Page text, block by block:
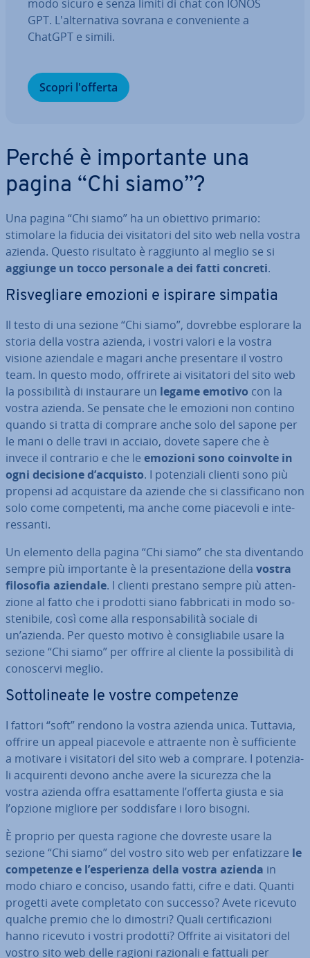
modo sicuro e senza limiti di chat con IONOS
GPT. L'al­ter­na­ti­va sovrana e con­ve­nien­te a
ChatGPT e simili.
Scopri l'offerta
Perché è im­por­tan­te una
pagina “Chi siamo”?
Una pagina “Chi siamo” ha un obiettivo primario:
stimolare la fiducia dei vi­si­ta­to­ri del sito web nella vostra
azienda. Questo risultato è raggiunto al meglio se si
aggiunge un tocco personale a dei fatti concreti.
Ri­sve­glia­re emozioni e ispirare simpatia
Il testo di una sezione “Chi siamo”, dovrebbe esplorare la
storia della vostra azienda, i vostri valori e la vostra
visione aziendale e magari anche pre­sen­ta­re il vostro
team. In questo modo, offrirete ai vi­si­ta­to­ri del sito web
la pos­si­bi­li­tà di in­stau­ra­re un legame emotivo con la
vostra azienda. Se pensate che le emozioni non contino
quando si tratta di comprare anche solo del sapone per
le mani o delle travi in acciaio, dovete sapere che è
invece il contrario e che le emozioni sono coinvolte in
ogni decisione d’acquisto. I po­ten­zia­li clienti sono più
propensi ad ac­qui­sta­re da aziende che si clas­si­fi­ca­no non
solo come com­pe­ten­ti, ma anche come piacevoli e in­te­
res­san­ti.
Un elemento della pagina “Chi siamo” che sta di­ven­tan­do
sempre più im­por­tan­te è la pre­sen­ta­zio­ne della vostra
filosofia aziendale. I clienti prestano sempre più at­ten­
zio­ne al fatto che i prodotti siano fab­bri­ca­ti in modo so­
ste­ni­bi­le, così come alla re­spon­sa­bi­li­tà sociale di
un’azienda. Per questo motivo è con­si­glia­bi­le usare la
sezione “Chi siamo” per offrire al cliente la pos­si­bi­li­tà di
co­no­scer­vi meglio.
Sot­to­li­nea­te le vostre com­pe­ten­ze
I fattori “soft” rendono la vostra azienda unica. Tuttavia,
offrire un appeal piacevole e attraente non è suf­fi­cien­te
a motivare i vi­si­ta­to­ri del sito web a comprare. I po­ten­zia­
li ac­qui­ren­ti devono anche avere la sicurezza che la
vostra azienda offra esat­ta­men­te l’offerta giusta e sia
l’opzione migliore per sod­di­sfa­re i loro bisogni.
È proprio per questa ragione che dovreste usare la
sezione “Chi siamo” del vostro sito web per en­fa­tiz­za­re le
com­pe­ten­ze e l’espe­rien­za della vostra azienda in
modo chiaro e conciso, usando fatti, cifre e dati. Quanti
progetti avete com­ple­ta­to con successo? Avete ricevuto
qualche premio che lo dimostri? Quali cer­ti­fi­ca­zio­ni
hanno ricevuto i vostri prodotti? Offrite ai vi­si­ta­to­ri del
vostro sito web delle ragioni razionali e fattuali per